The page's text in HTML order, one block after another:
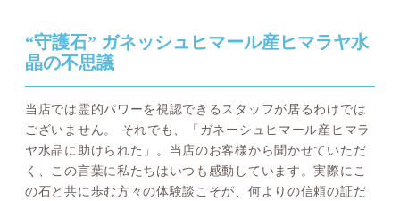
“守護石” ガネッシュヒマール産ヒマラヤ水
晶の不思議
当店では霊的パワーを視認できるスタッフが居るわけでは
ございません。 それでも、「ガネーシュヒマール産ヒマラ
ヤ水晶に助けられた」。当店のお客様から聞かせていただ
く、この言葉に私たちはいつも感動しています。実際にこ
の石と共に歩む方々の体験談こそが、何よりの信頼の証だ